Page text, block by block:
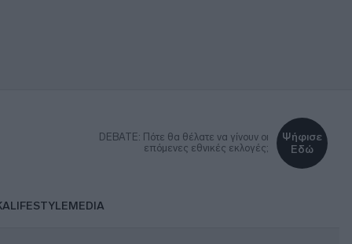
DEBATE: Πότε θα θέλατε να γίνουν οι
επόμενες εθνικές εκλογές;
Ψήφισε
Εδώ
LIFESTYLEMEDIA